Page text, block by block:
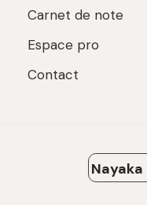
Carnet de note
Espace pro
Contact
Nayaka